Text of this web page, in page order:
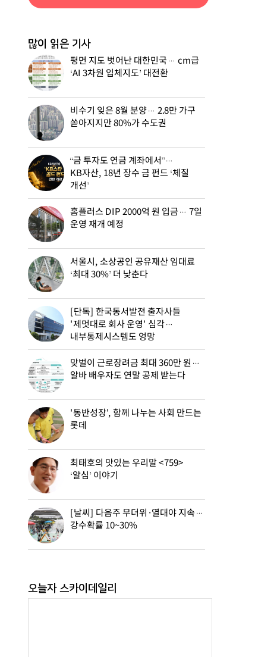
많이 읽은 기사
평면 지도 벗어난 대한민국… cm급
‘AI 3차원 입체지도’ 대전환
비수기 잊은 8월 분양… 2.8만 가구
쏟아지지만 80%가 수도권
“금 투자도 연금 계좌에서”…
KB자산, 18년 장수 금 펀드 ‘체질
개선’
홈플러스 DIP 2000억 원 입금… 7일
운영 재개 예정
서울시, 소상공인 공유재산 임대료
‘최대 30%’ 더 낮춘다
[단독] 한국동서발전 출자사들
'제멋대로 회사 운영' 심각…
내부통제시스템도 엉망
맞벌이 근로장려금 최대 360만 원…
알바 배우자도 연말 공제 받는다
'동반성장', 함께 나누는 사회 만드는
롯데
최태호의 맛있는 우리말 <759>
‘알심’ 이야기
[날씨] 다음주 무더위·열대야 지속…
강수확률 10~30%
오늘자 스카이데일리